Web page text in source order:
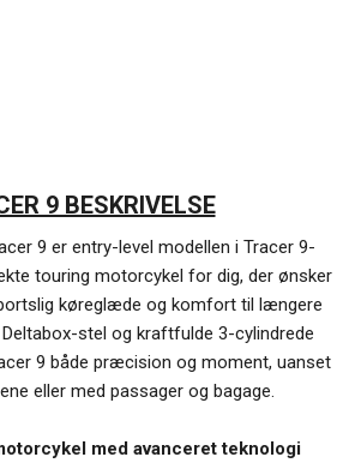
9 BESKRIVELSE
9 er entry-level modellen i Tracer 9-
touring motorcykel for dig, der ønsker
køreglæde og komfort til længere
stel og kraftfulde 3-cylindrede
9 både præcision og moment, uanset
eller med passager og bagage.
med avanceret teknologi